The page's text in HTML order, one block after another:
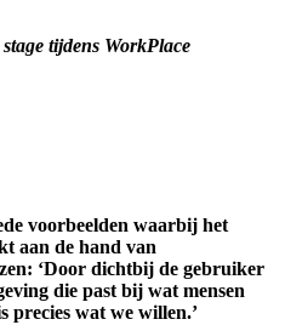
tijdens WorkPlace
voorbeelden waarbij het
aan de hand van
‘Door dichtbij de gebruiker
die past bij wat mensen
precies wat we willen.’